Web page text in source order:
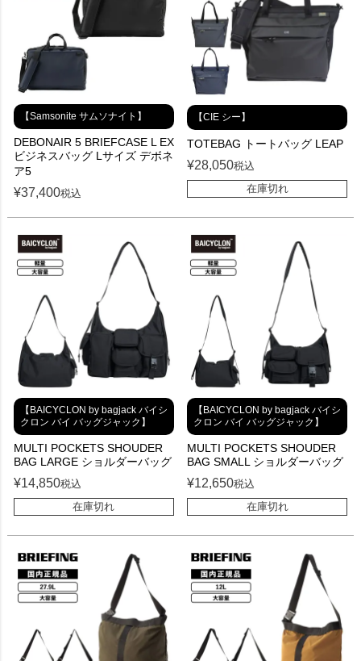
【Samsonite サムソナイト】
DEBONAIR 5 BRIEFCASE L EX
ビジネスバッグ Lサイズ デボネ
ア5
¥37,400税込
【CIE シー】
TOTEBAG トートバッグ LEAP
¥28,050税込
在庫切れ
【BAICYCLON by bagjack バイシ
クロン バイ バッグジャック】
MULTI POCKETS SHOUDER
BAG LARGE ショルダーバッグ
¥14,850税込
在庫切れ
【BAICYCLON by bagjack バイシ
クロン バイ バッグジャック】
MULTI POCKETS SHOUDER
BAG SMALL ショルダーバッグ
¥12,650税込
在庫切れ